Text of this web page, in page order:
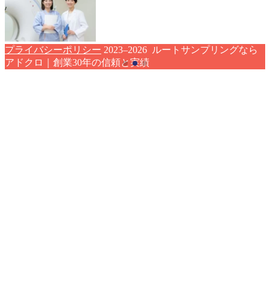
プライバシーポリシー 2023–2026 ルートサンプリングなら
アドクロ｜創業30年の信頼と実績